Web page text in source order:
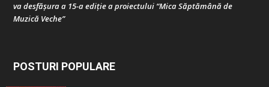
va desfășura a 15-a ediție a proiectului “Mica Săptămână de
Muzică Veche”
POSTURI POPULARE